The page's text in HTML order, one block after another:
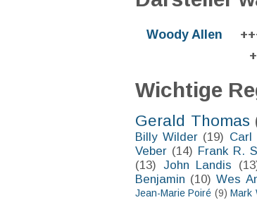
Woody Allen
Wichtige
Gerald Thomas
Billy Wilder (19) Carl
Veber (14) Frank R.
(13) John Landis
Benjamin (10) Wes
Jean-Marie Poiré (9) Mark